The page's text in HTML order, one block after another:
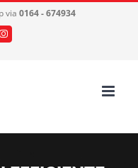
via 0164 - 674934
Instagram